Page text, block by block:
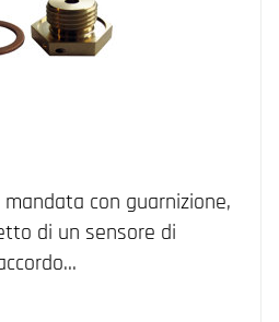
con guarnizione,
di un sensore di